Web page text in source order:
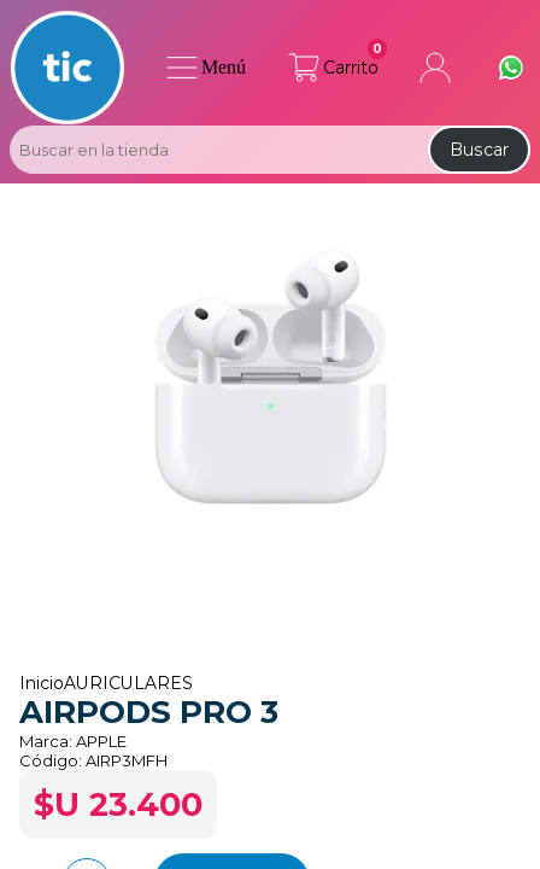
Carrito
0
Buscar
Menú
InicioAURICULARES
AIRPODS PRO 3
Marca: APPLE
Código: AIRP3MFH
$U 23.400